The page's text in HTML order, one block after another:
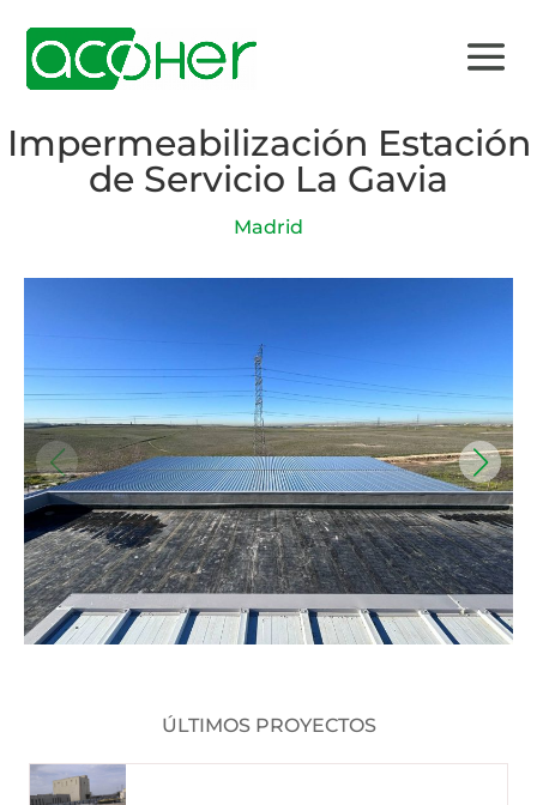
Impermeabilización Estación
de Servicio La Gavia
Madrid
ÚLTIMOS PROYECTOS